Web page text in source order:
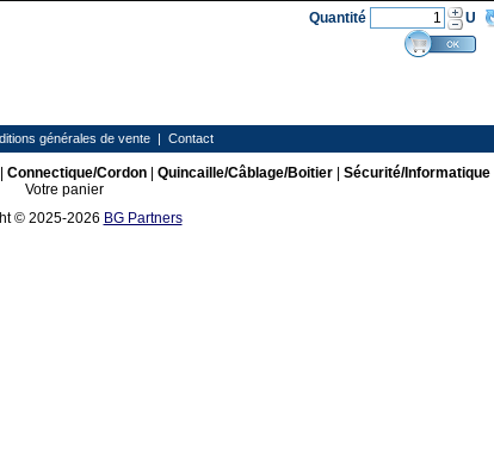
Quantité U
générales de vente| Contact
Connectique/Cordon| Quincaille/Câblage/Boitier| Sécurité/Informatique|
Votre panier
© 2025-2026 BG Partners